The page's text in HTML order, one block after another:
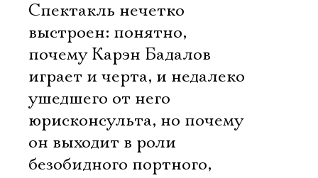
Спектакль нечетко
выстроен: понятно,
почему Карэн Бадалов
играет и черта, и недалеко
ушедшего от него
юрисконсульта, но почему
он выходит в роли
безобидного портного,